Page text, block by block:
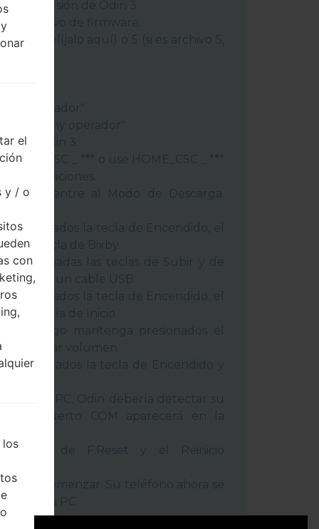
versión de
el archivo de firmware.
1, elíjalo aquí) o 5 (si es archivo 5,
y operador"
a Odin 3.
use CSC _ *** o use HOME_CSC _ ***
y entre al Modo de Descarga.
presionados la tecla de Encendido, el
y la tecla de Bixby.
presionadas las teclas de Subir y de
un cable USB.
presionados la tecla de Encendido, el
y la tecla de Inicio.
luego mantenga presionados el
de Bajar volumen.
presionados la tecla de Encendido y
de F.Reset y el Reinicio
tecla Comenzar. Su teléfono ahora se
de la PC
el
y / o
con
los